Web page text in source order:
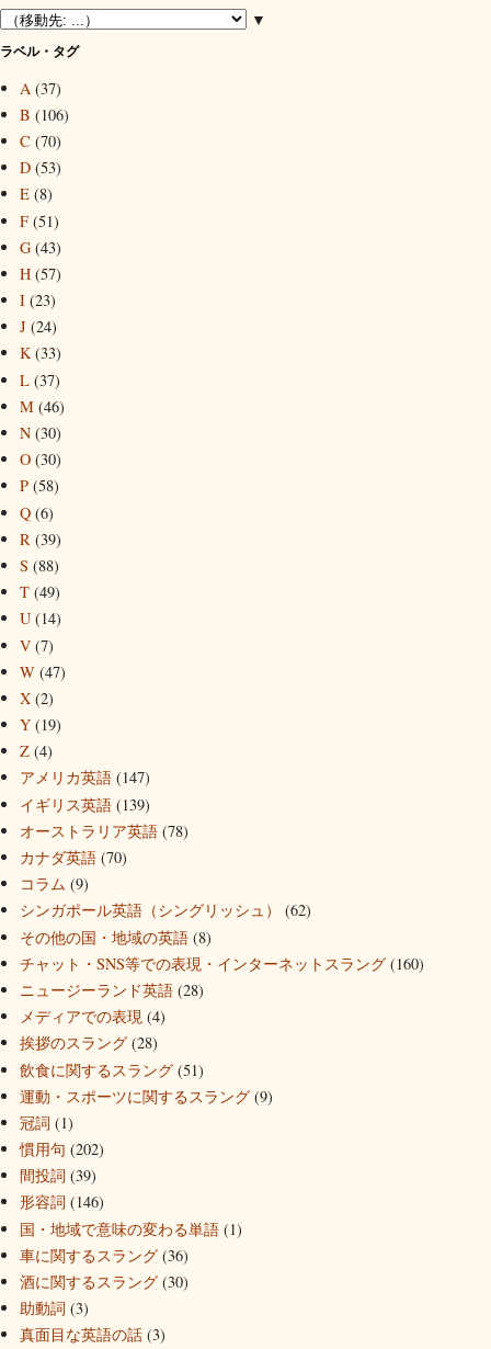
▼
ラベル・タグ
A (37)
B (106)
C (70)
D (53)
E (8)
F (51)
G (43)
H (57)
I (23)
J (24)
K (33)
L (37)
M (46)
N (30)
O (30)
P (58)
Q (6)
R (39)
S (88)
T (49)
U (14)
V (7)
W (47)
X (2)
Y (19)
Z (4)
アメリカ英語 (147)
イギリス英語 (139)
オーストラリア英語 (78)
カナダ英語 (70)
コラム (9)
シンガポール英語（シングリッシュ）
(62)
その他の国・地域の英語 (8)
チャット・SNS等での表現・インターネットスラング (160)
ニュージーランド英語 (28)
メディアでの表現 (4)
挨拶のスラング (28)
飲食に関するスラング (51)
運動・スポーツに関するスラング (9)
冠詞 (1)
慣用句 (202)
間投詞 (39)
形容詞 (146)
国・地域で意味の変わる単語 (1)
車に関するスラング (36)
酒に関するスラング (30)
助動詞 (3)
真面目な英語の話 (3)